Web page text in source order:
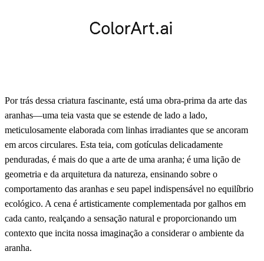
Por trás dessa criatura fascinante, está uma obra-prima da arte das
aranhas—uma teia vasta que se estende de lado a lado,
meticulosamente elaborada com linhas irradiantes que se ancoram
em arcos circulares. Esta teia, com gotículas delicadamente
penduradas, é mais do que a arte de uma aranha; é uma lição de
geometria e da arquitetura da natureza, ensinando sobre o
comportamento das aranhas e seu papel indispensável no equilíbrio
ecológico. A cena é artisticamente complementada por galhos em
cada canto, realçando a sensação natural e proporcionando um
contexto que incita nossa imaginação a considerar o ambiente da
aranha.